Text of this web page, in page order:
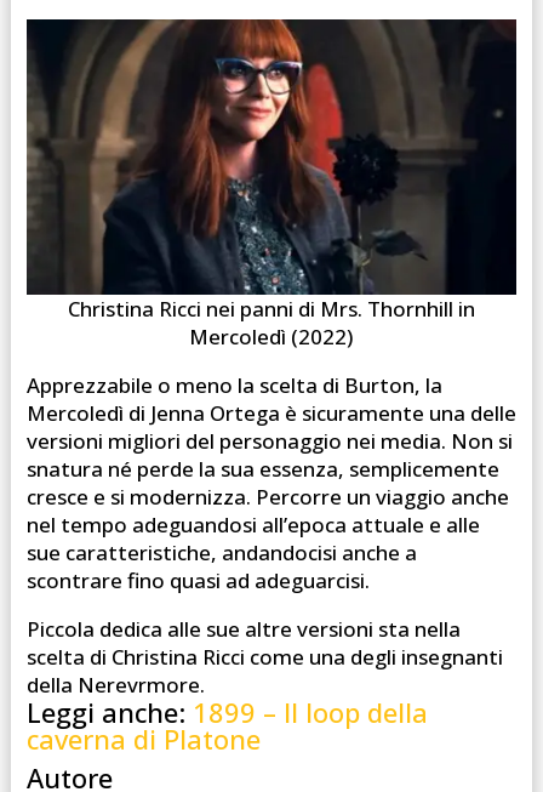
Christina Ricci nei panni di Mrs. Thornhill in
Mercoledì (2022)
Apprezzabile o meno la scelta di Burton, la
Mercoledì di Jenna Ortega è sicuramente una delle
versioni migliori del personaggio nei media. Non si
snatura né perde la sua essenza, semplicemente
cresce e si modernizza. Percorre un viaggio anche
nel tempo adeguandosi all’epoca attuale e alle
sue caratteristiche, andandocisi anche a
scontrare fino quasi ad adeguarcisi.
Piccola dedica alle sue altre versioni sta nella
scelta di Christina Ricci come una degli insegnanti
della Nerevrmore.
Leggi anche: 1899 – Il loop della
caverna di Platone
Autore